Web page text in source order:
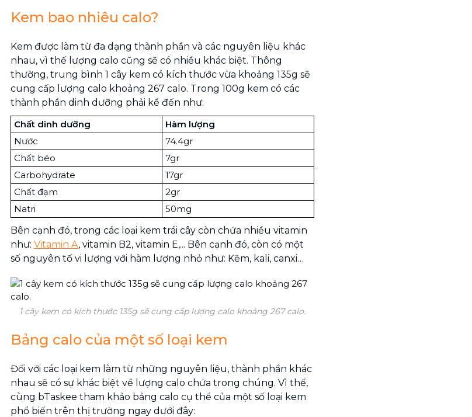
Kem bao nhiêu calo?
Kem được làm từ đa dạng thành phần và các nguyên liệu khác
nhau, vì thế lượng calo cũng sẽ có nhiều khác biệt. Thông
thường, trung bình 1 cây kem có kích thước vừa khoảng 135g sẽ
cung cấp lượng calo khoảng 267 calo. Trong 100g kem có các
thành phần dinh dưỡng phải kể đến như:
Chất dinh dưỡng
Hàm lượng
Nước
74.4gr
Chất béo
7gr
Carbohydrate
17gr
Chất đạm
2gr
Natri
50mg
Bên cạnh đó, trong các loại kem trái cây còn chứa nhiều vitamin
như: Vitamin A, vitamin B2, vitamin E,... Bên cạnh đó, còn có một
số nguyên tố vi lượng với hàm lượng nhỏ như: Kẽm, kali, canxi…
1 cây kem có kích thước 135g sẽ cung cấp lượng calo khoảng 267 calo.
Bảng calo của một số loại kem
Đối với các loại kem làm từ những nguyên liệu, thành phần khác
nhau sẽ có sự khác biệt về lượng calo chứa trong chúng. Vì thế,
cùng bTaskee tham khảo bảng calo cụ thể của một số loại kem
phổ biến trên thị trường ngay dưới đây: